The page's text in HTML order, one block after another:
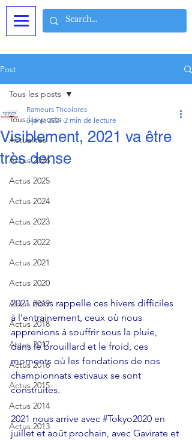
Post
Tous les posts
Actualités
Actus 2026
Actus 2025
Actus 2024
Actus 2023
Actus 2022
Actus 2021
Actus 2020
Actus 2019
Actus 2018
Actus 2017
Actus 2016
Actus 2015
Actus 2014
Actus 2013
Tous les posts
Visiblement, 2021 va être
très dense
Rameurs Tricolores
6 janv. 2021 2 min de lecture
2021 nous rappelle ces hivers difficiles
à l'entrainement, ceux où nous
apprenions à souffrir sous la pluie,
dans le brouillard et le froid, ces
moments où les fondations de nos
championnats estivaux se sont
construites.
2021 nous arrive avec #Tokyo2020 en
juillet et août prochain, avec Gavirate et